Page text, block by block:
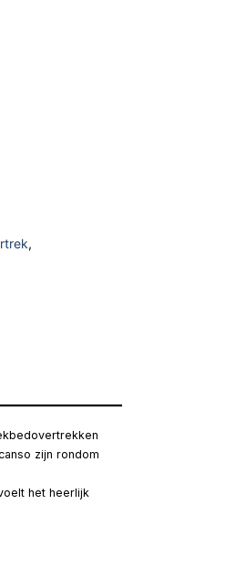
,
zijn rondom
het heerlijk